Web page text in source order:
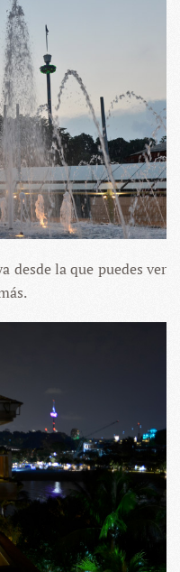
desde la que puedes ver